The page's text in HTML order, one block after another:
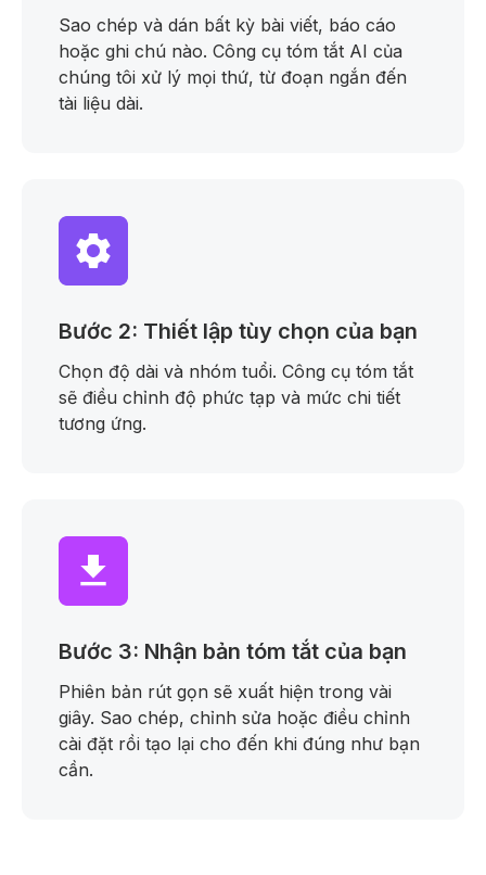
Sao chép và dán bất kỳ bài viết, báo cáo
hoặc ghi chú nào. Công cụ tóm tắt AI của
chúng tôi xử lý mọi thứ, từ đoạn ngắn đến
tài liệu dài.
Bước 2: Thiết lập tùy chọn của bạn
Chọn độ dài và nhóm tuổi. Công cụ tóm tắt
sẽ điều chỉnh độ phức tạp và mức chi tiết
tương ứng.
Bước 3: Nhận bản tóm tắt của bạn
Phiên bản rút gọn sẽ xuất hiện trong vài
giây. Sao chép, chỉnh sửa hoặc điều chỉnh
cài đặt rồi tạo lại cho đến khi đúng như bạn
cần.